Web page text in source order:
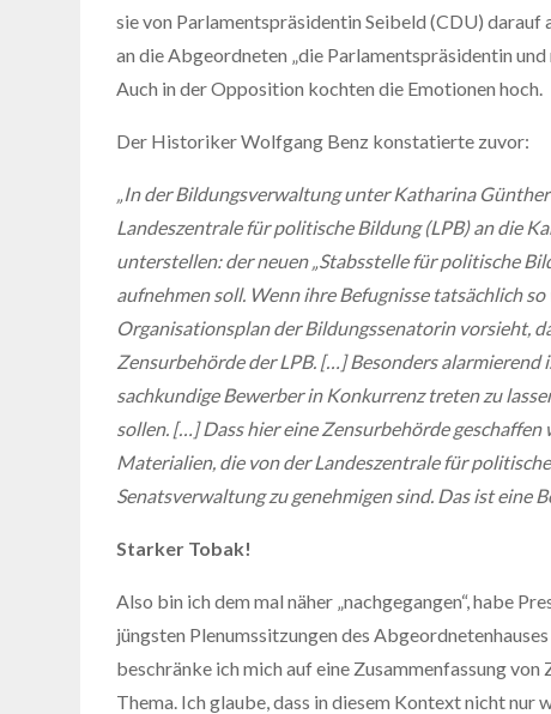
sie von Parlamentspräsidentin Seibeld (CDU)
an die Abgeordneten „die Parlamentspräsidentin
Auch in der Opposition kochten die Emotionen hoch.
Der Historiker Wolfgang Benz konstatierte zuvor:
„In der Bildungsverwaltung unter Katharina
Landeszentrale für politische Bildung (LPB) an die
unterstellen: der neuen „Stabsstelle für politische
aufnehmen soll. Wenn ihre Befugnisse tatsächlich
Organisationsplan der Bildungssenatorin vorsieht,
Zensurbehörde der LPB. […] Besonders alarmierend
sachkundige Bewerber in Konkurrenz treten zu
sollen. […] Dass hier eine Zensurbehörde
Materialien, die von der Landeszentrale für
Senatsverwaltung zu genehmigen sind. Das ist eine
Starker Tobak!
Also bin ich dem mal näher „nachgegangen“, habe
jüngsten Plenumssitzungen des
beschränke ich mich auf eine Zusammenfassung
Thema. Ich glaube, dass in diesem Kontext nicht nur